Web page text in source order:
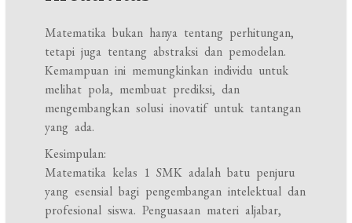
Matematika bukan hanya tentang perhitungan,
tetapi juga tentang abstraksi dan pemodelan.
Kemampuan ini memungkinkan individu untuk
melihat pola, membuat prediksi, dan
mengembangkan solusi inovatif untuk tantangan
yang ada.
Kesimpulan:
Matematika kelas 1 SMK adalah batu penjuru
yang esensial bagi pengembangan intelektual dan
profesional siswa. Penguasaan materi aljabar,